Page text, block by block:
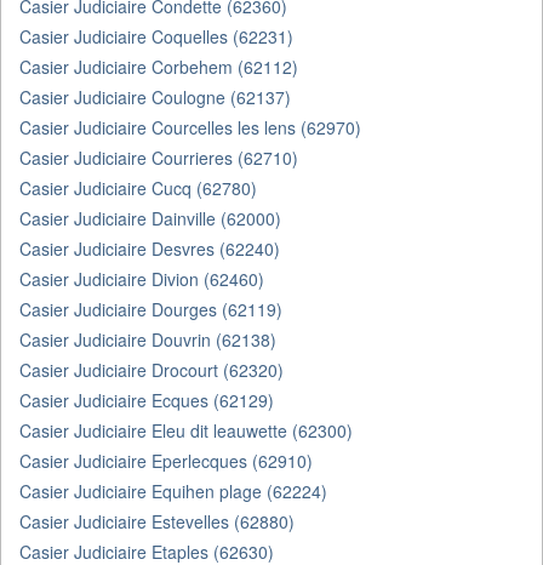
Casier Judiciaire Condette (62360)
Casier Judiciaire Coquelles (62231)
Casier Judiciaire Corbehem (62112)
Casier Judiciaire Coulogne (62137)
Casier Judiciaire Courcelles les lens (62970)
Casier Judiciaire Courrieres (62710)
Casier Judiciaire Cucq (62780)
Casier Judiciaire Dainville (62000)
Casier Judiciaire Desvres (62240)
Casier Judiciaire Divion (62460)
Casier Judiciaire Dourges (62119)
Casier Judiciaire Douvrin (62138)
Casier Judiciaire Drocourt (62320)
Casier Judiciaire Ecques (62129)
Casier Judiciaire Eleu dit leauwette (62300)
Casier Judiciaire Eperlecques (62910)
Casier Judiciaire Equihen plage (62224)
Casier Judiciaire Estevelles (62880)
Casier Judiciaire Etaples (62630)